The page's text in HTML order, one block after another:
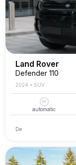
Land Rover
Defender 110
2024 • SUV
automatic
De